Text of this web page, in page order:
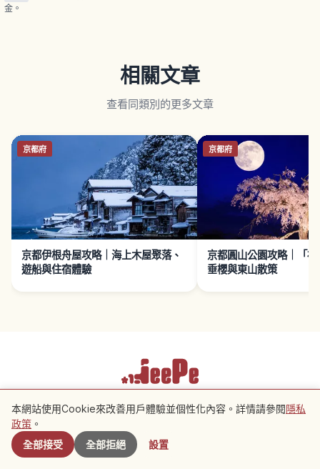
金。
相關文章
查看同類別的更多文章
京都府
京都伊根舟屋攻略｜海上木屋聚落、
遊船與住宿體驗
京都府
京都圓山公園攻略｜「
垂櫻與東山散策
附近景點
使用條款隱私政策Cookie 設置
Copyright © 2026 JeePe Inc. All rights reserved.
本網站使用Cookie來改善用戶體驗並個性化內容。詳情請參閱隱私
政策 。
全部接受
全部拒絕 設置